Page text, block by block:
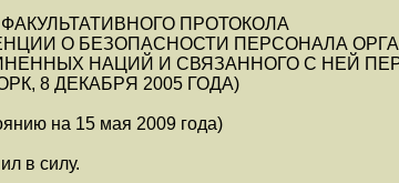
ПРОТОКОЛА
О БЕЗОПАСНОСТИ ПЕРСОНАЛА
НАЦИЙ И СВЯЗАННОГО С НЕЙ
8 ДЕКАБРЯ 2005 ГОДА)
на 15 мая 2009 года)
в силу.